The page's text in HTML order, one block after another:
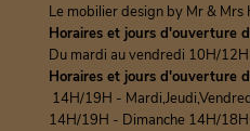
Le mobilier design by Mr & Mrs
Horaires et jours d'ouverture
Du mardi au vendredi 10H/
Horaires et jours d'ouverture
14H/19H -
14H/19H - Dimanche 14H/